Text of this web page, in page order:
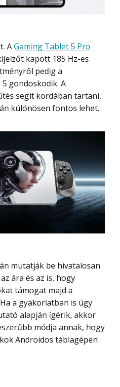
AGaming Tablet 5 Pro
kapott 185 Hz-es
pedig a
gondoskodik. A
segít kordában tartani,
különösen fontos lehet.
ára és az is, hogy
támogat majd a
a gyakorlatban is úgy
alapján ígérik, akkor
módja annak, hogy
Androidos táblagépen